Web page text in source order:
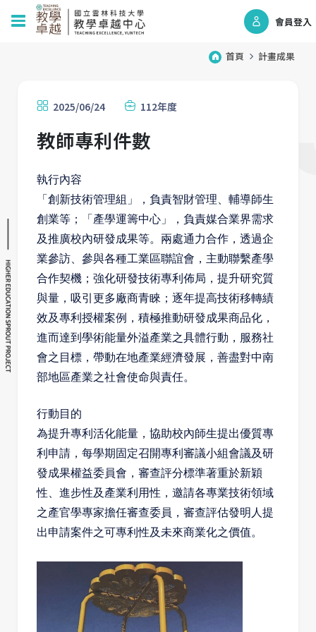
會員登入
首頁 計畫成果
2025/06/24 112年度
教師專利件數
執行內容
「創新技術管理組」，負責智財管理、輔導師生
創業等；「產學運籌中心」，負責媒合業界需求
及推廣校內研發成果等。兩處通力合作，透過企
業參訪、參與各種工業區聯誼會，主動聯繫產學
合作契機；強化研發技術專利佈局，提升研究質
與量，吸引更多廠商青睞；逐年提高技術移轉績
效及專利授權案例，積極推動研發成果商品化，
進而達到學術能量外溢產業之具體行動，服務社
會之目標，帶動在地產業經濟發展，善盡對中南
部地區產業之社會使命與責任。
行動目的
為提升專利活化能量，協助校內師生提出優質專
利申請，每學期固定召開專利審議小組會議及研
發成果權益委員會，審查評分標準著重於新穎
性、進步性及產業利用性，邀請各專業技術領域
之產官學專家擔任審查委員，審查評估發明人提
出申請案件之可專利性及未來商業化之價值。